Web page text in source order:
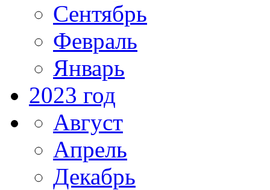
Сентябрь
Февраль
Январь
2023 год
Август
Апрель
Декабрь